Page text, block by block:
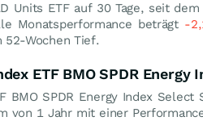
Units ETF auf 30 Tage, seit
Monatsperformance beträgt -
Wochen Tief.
ETF BMO SPDR
BMO SPDR Energy Index
von 1 Jahr mit einer